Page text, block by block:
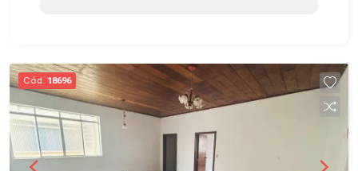
fácil para Anel Viário toda as regiões da cidade .
Agende já sua visita!! #imobiliaria
#greaçãoimóveis #salavenda #salavendaSJC
#CentroSJC
Cód. 18696